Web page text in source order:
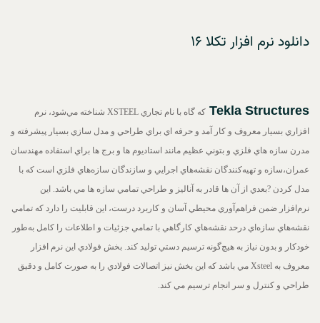
دانلود نرم افزار تکلا 16
Tekla Structures
که گاه با نام تجاري XSTEEL شناخته مي‌شود، نرم
افزاري بسيار معروف و کار آمد و حرفه اي براي طراحي و مدل سازي بسيار پيشرفته و
مدرن سازه هاي فلزي و بتوني عظيم مانند استاديوم ها و برج ها براي استفاده مهندسان
عمران،سازه و تهيه‌كنندگان نقشه‌هاي اجرايي و سازندگان سازه‌هاي فلزي است که با
مدل کردن ?بعدي از آن ها قادر به آناليز و طراحي تمامي سازه ها مي باشد. اين
نرم‌افزار ضمن فراهم‌آوري محيطي آسان و کاربرد درست، اين قابليت را دارد که تمامي
نقشه‌هاي سازه‌اي درحد نقشه‌هاي کارگاهي با تمامي جزئيات و اطلاعات را کامل به‌طور
خودکار و بدون نياز به هيچ‌گونه ترسيم دستي توليد کند. بخش فولادي اين نرم افزار
معروف به Xsteel مي باشد که اين بخش نيز اتصالات فولادي را به صورت کامل و دقيق
طراحي و کنترل و سر انجام ترسيم مي کند.